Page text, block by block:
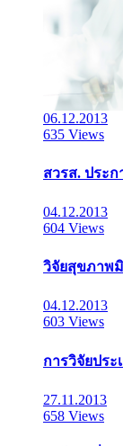
06.12.2013
635 Views
สวรส. ประ
04.12.2013
604 Views
วิจัยสุขภาพ
04.12.2013
603 Views
การวิจัยประ
27.11.2013
658 Views